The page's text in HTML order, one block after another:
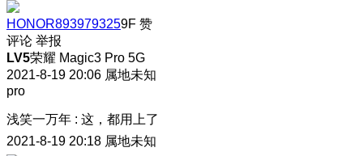
HONOR8939793259F 赞
评论 举报
LV5荣耀 Magic3 Pro 5G
2021-8-19 20:06 属地未知
pro
浅笑一万年 : 这 ，都用上了
2021-8-19 20:18 属地未知